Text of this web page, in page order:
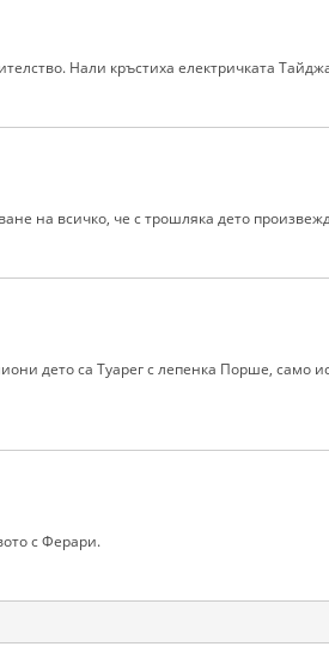
Нали кръстиха електричката
на всичко, че с трошляка дето
дето са Туарег с лепенка Порше, само
с Ферари.